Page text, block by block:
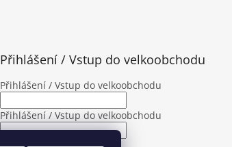
Přihlášení / Vstup do velkoobchodu
Přihlášení / Vstup do velkoobchodu
Přihlášení / Vstup do velkoobchodu